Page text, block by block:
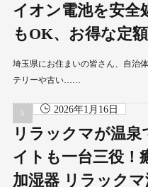
イオン電池を安全
もOK、お得な定
埼玉県にお住まいの皆さん、自治
テリーや古い……
2026年1月16日
リラックマが温
イトも一台三役！
加湿器 リラック